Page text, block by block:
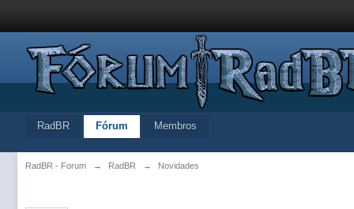
RadBR Fórum Membros
RadBR - Forum → RadBR → Novidades